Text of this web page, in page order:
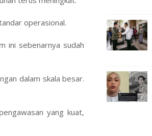
operasional.
ini sebenarnya sudah
dalam skala besar.
yang kuat,